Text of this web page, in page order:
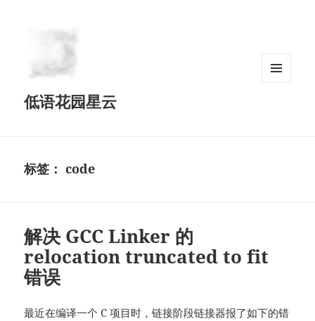
低语花园星云
标签：code
解决 GCC Linker 的
relocation truncated to fit
错误
最近在编译一个 C 项目时，链接阶段链接器报了如下的错